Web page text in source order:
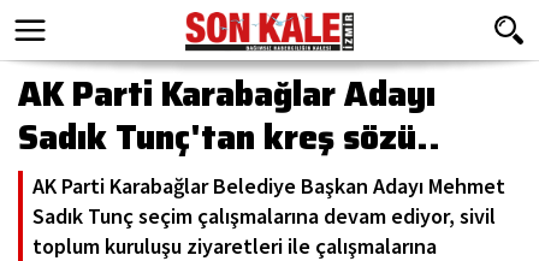
AK Parti Karabağlar Adayı
Sadık Tunç'tan kreş sözü..
AK Parti Karabağlar Belediye Başkan Adayı Mehmet
Sadık Tunç seçim çalışmalarına devam ediyor, sivil
toplum kuruluşu ziyaretleri ile çalışmalarına